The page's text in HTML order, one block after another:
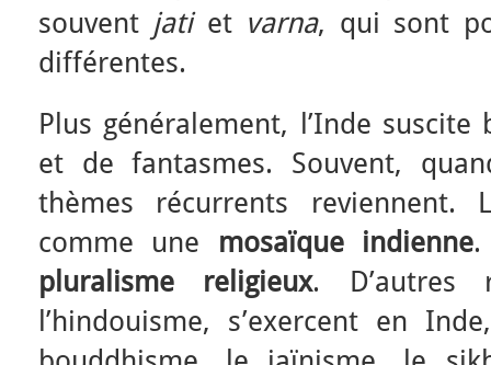
souvent jati et varna, qui sont
différentes.
Plus généralement, l’Inde suscite
et de fantasmes. Souvent,
thèmes récurrents reviennent.
comme une mosaïque indienne.
pluralisme religieux. D’autres
l’hindouisme, s’exercent en